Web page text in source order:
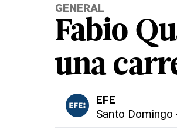
GENERAL
Fabio
una
EFE
Santo Domingo